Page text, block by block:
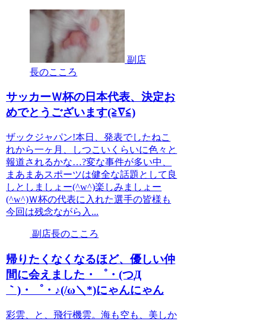
副店
長のこころ
サッカーＷ杯の日本代表、決定お
めでとうございます(≧∇≦)
ザックジャパン!本日、発表でしたねこ
れから一ヶ月、しつこいくらいに色々と
報道されるかな…?変な事件が多い中、
まあまあスポーツは健全な話題として良
しとしましょー(^w^)楽しみましょー
(^w^)Ｗ杯の代表に入れた選手の皆様も
今回は残念ながら入...
副店長のこころ
帰りたくなくなるほど、優しい仲
間に会えました・゜・(つД
｀)・゜・♪(/ω＼*)にゃんにゃん
彩雲、と、飛行機雲。海も空も、美しか